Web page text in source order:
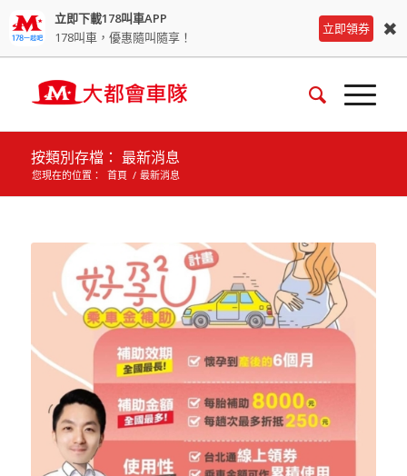
立即下載178叫車APP
178叫車，優惠隨叫隨享！
立即領券 ✖
按類別存檔： 最新消息
您現在的位置： 首頁 / 最新消息